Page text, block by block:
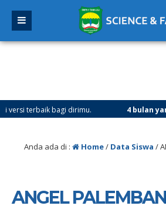
terbaik bagi dirimu. 4 bulan yang
Januari 2026
Anda ada di : Home/ Data Siswa /
ANGEL